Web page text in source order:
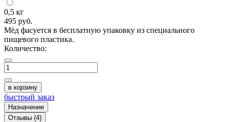
0,5 кг
495 руб.
Мёд фасуется в бесплатную упаковку из специального
пищевого пластика.
Количество:
в корзину
быстрый заказ
Назначение
Отзывы (4)